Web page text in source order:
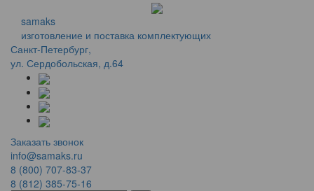
samaks
изготовление и поставка комплектующих
Санкт-Петербург,
ул. Сердобольская, д.64
Заказать звонок
info@samaks.ru
8 (800) 707-83-37
8 (812) 385-75-16